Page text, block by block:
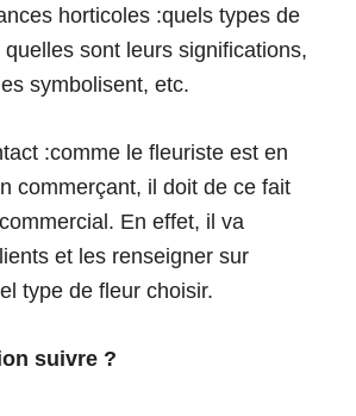
horticoles :quels types de
sont leurs significations,
symbolisent, etc.
:comme le fleuriste est en
commerçant, il doit de ce fait
En effet, il va
et les renseigner sur
type de fleur choisir.
suivre ?